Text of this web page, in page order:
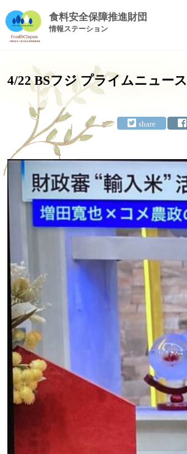
食料安全保障推進財団
情報ステーション
4/22 BSフジ プライムニュース